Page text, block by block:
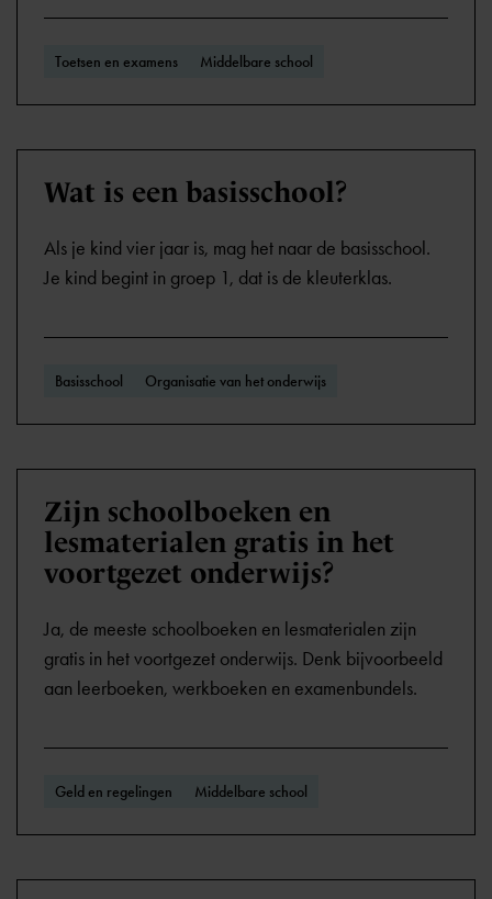
Toetsen en examens Middelbare school
Wat is een basisschool?
Als je kind vier jaar is, mag het naar de basisschool.
Je kind begint in groep 1, dat is de kleuterklas.
Basisschool Organisatie van het onderwijs
Zijn schoolboeken en
lesmaterialen gratis in het
voortgezet onderwijs?
Ja, de meeste schoolboeken en lesmaterialen zijn
gratis in het voortgezet onderwijs. Denk bijvoorbeeld
aan leerboeken, werkboeken en examenbundels.
Geld en regelingen Middelbare school